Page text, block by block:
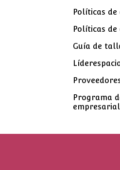
Políticas
Políticas
Guía de
Programa
empresarial